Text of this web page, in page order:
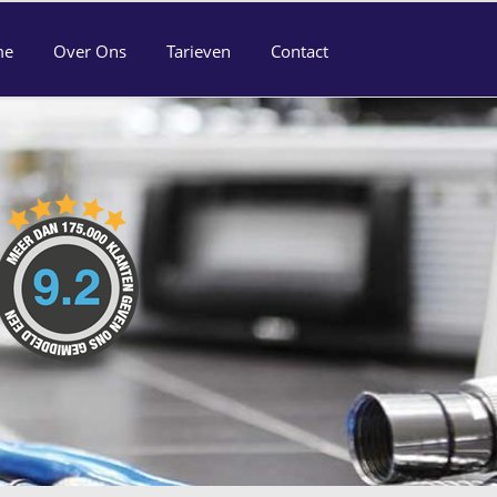
Over Ons Tarieven Contact